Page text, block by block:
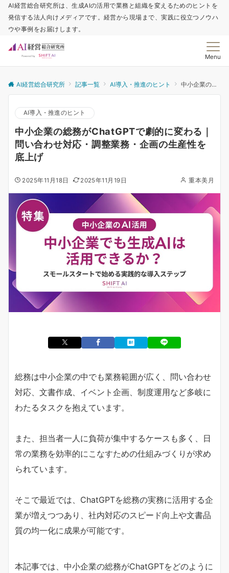
AI経営総合研究所は、生成AIの活用で業務と組織を変えるためのヒントを
発信する法人向けメディアです。経営から現場まで、実践に役立つノウハ
ウや事例をお届けします。
Menu
AI経営総合研究所 記事一覧 AI導入・推進のヒント 中小企業の総務がChatGPTで劇的に変わる｜問い合わせ対応・調整業務・企画の生産性を底上げ
AI導入・推進のヒント
中小企業の総務がChatGPTで劇的に変わる｜
問い合わせ対応・調整業務・企画の生産性を
底上げ
2025年11月18日 2025年11月19日 重本美月
総務は中小企業の中でも業務範囲が広く、問い合わせ
対応、文書作成、イベント企画、制度運用など多岐に
わたるタスクを抱えています。
また、担当者一人に負荷が集中するケースも多く、日
常の業務を効率的にこなすための仕組みづくりが求め
られています。
そこで最近では、ChatGPTを総務の実務に活用する企
業が増えつつあり、社内対応のスピード向上や文書品
質の均一化に成果が可能です。
本記事では、中小企業の総務がChatGPTをどのように